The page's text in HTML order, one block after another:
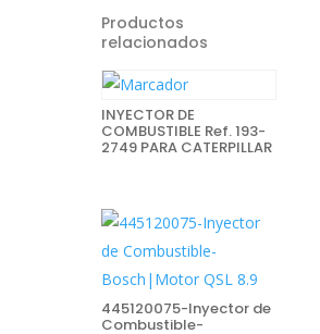
Productos
relacionados
INYECTOR DE
COMBUSTIBLE Ref. 193-
2749 PARA CATERPILLAR
445120075-Inyector de
Combustible-